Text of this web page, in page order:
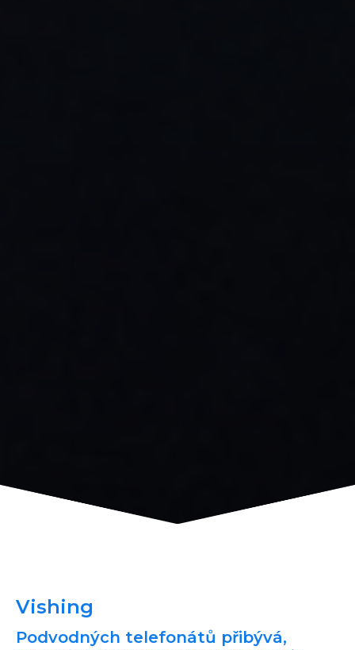
Vishing
Podvodných telefonátů přibývá,